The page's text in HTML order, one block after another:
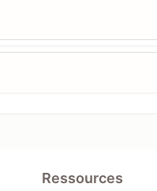
Ressources